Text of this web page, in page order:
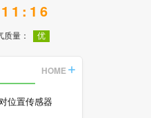
11:16
HOME
位置传感器